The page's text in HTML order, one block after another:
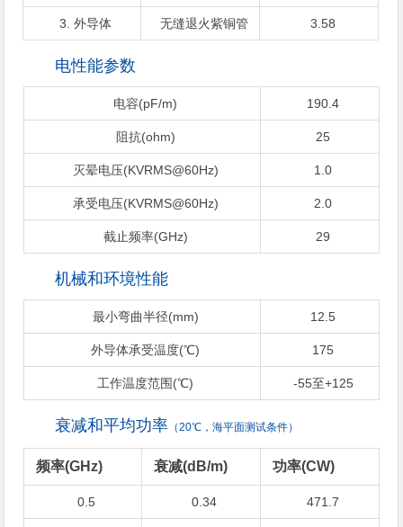
3. 外导体 无缝退火紫铜管 3.58
电性能参数
电容(pF/m) 190.4
阻抗(ohm) 25
灭晕电压(KVRMS@60Hz) 1.0
承受电压(KVRMS@60Hz) 2.0
截止频率(GHz) 29
机械和环境性能
最小弯曲半径(mm) 12.5
外导体承受温度(℃) 175
工作温度范围(℃) -55至+125
衰减和平均功率 （20℃，海平面测试条件）
频率(GHz) 衰减(dB/m) 功率(CW)
0.5 0.34 471.7